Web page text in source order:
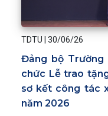
TDTU 30/06/26
Đảng bộ
chức Lễ trao
sơ kết công tác
năm 2026